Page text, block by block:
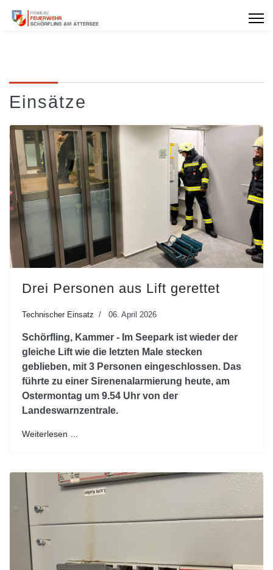
Einsätze
Drei Personen aus Lift gerettet
Technischer Einsatz 06. April 2026
Schörfling, Kammer - Im Seepark ist wieder der
gleiche Lift wie die letzten Male stecken
geblieben, mit 3 Personen eingeschlossen. Das
führte zu einer Sirenenalarmierung heute, am
Ostermontag um 9.54 Uhr von der
Landeswarnzentrale.
Weiterlesen …